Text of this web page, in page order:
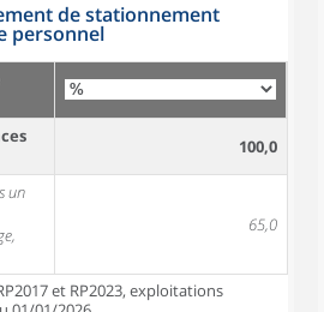
de stationnement
personnel
100,0
un
65,0
et RP2023, exploitations